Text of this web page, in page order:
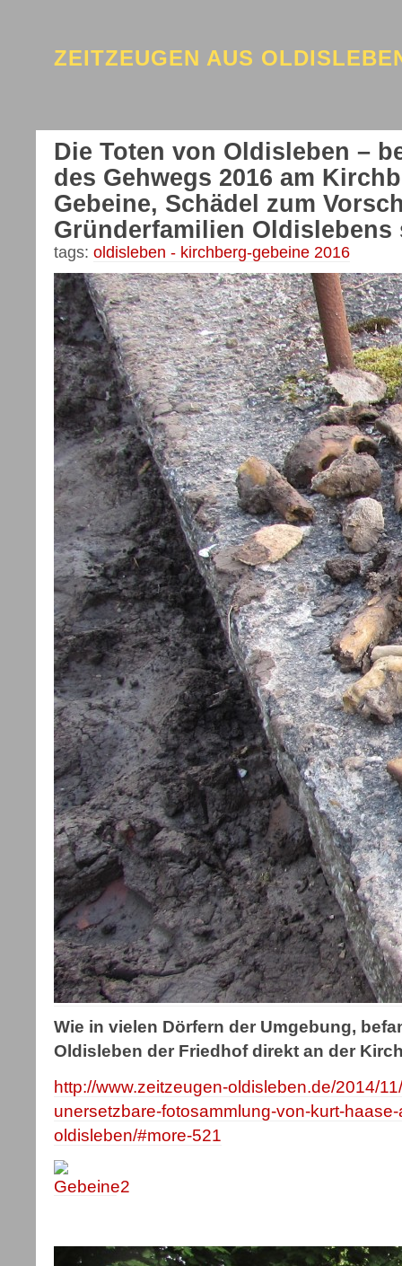
ZEITZEUGEN AUS
Die Toten von Oldisleben –
des Gehwegs 2016 am
Gebeine, Schädel zum
Gründerfamilien Oldislebens
tags: oldisleben - kirchberg-gebeine 2016
Wie in vielen Dörfern der Umgebung,
Oldisleben der Friedhof direkt an der
http://www.zeitzeugen-oldisleben.de/2014/
unersetzbare-fotosammlung-von-kurt-
oldisleben/#more-521